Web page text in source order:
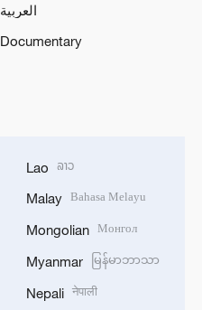
العربية
Documentary
Lao ລາວ
Malay Bahasa Melayu
Mongolian Монгол
Myanmar မြန်မာဘာသာ
Nepali नेपाली